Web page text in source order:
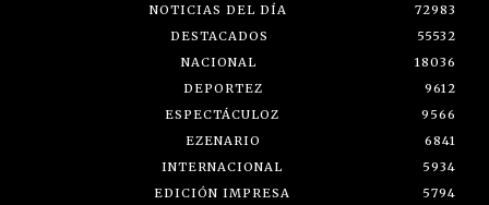
NOTICIAS DEL DÍA
72983
DESTACADOS
55532
NACIONAL
18036
DEPORTEZ
9612
ESPECTÁCULOZ
9566
EZENARIO
6841
INTERNACIONAL
5934
EDICIÓN IMPRESA
5794